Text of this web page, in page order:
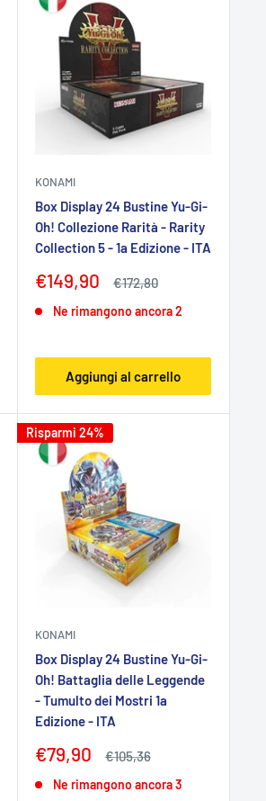
KONAMI
Box Display 24 Bustine Yu-Gi-
Oh! Collezione Rarità - Rarity
Collection 5 - 1a Edizione - ITA
Prezzo
€149,90 Prezzo
€172,80
Ne rimangono ancora 2
Aggiungi al carrello
Risparmi 24%
KONAMI
Box Display 24 Bustine Yu-Gi-
Oh! Battaglia delle Leggende
- Tumulto dei Mostri 1a
Edizione - ITA
Prezzo
€79,90 Prezzo
€105,36
Ne rimangono ancora 3